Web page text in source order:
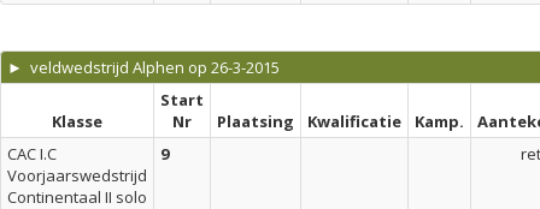
► veldwedstrijd Alphen op 26-3-2015
Klasse
Start
Nr
Plaatsing Kwalificatie Kamp.
CAC I.C
Voorjaarswedstrijd
Continentaal II solo
9 ret